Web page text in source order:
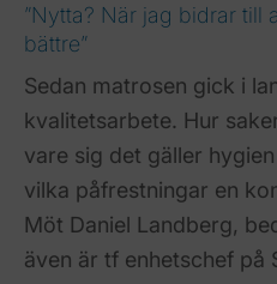
”Nytta? När jag bidrar till
bättre”
Sedan matrosen gick i
kvalitetsarbete. Hur
vare sig det gäller
vilka påfrestningar en
Möt Daniel Landberg,
även är tf enhetschef på